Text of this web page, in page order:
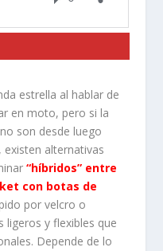
estrella al hablar de
en moto, pero si la
son desde luego
alternativas
“híbridos” entre
con botas de
por velcro o
ligeros y flexibles que
Depende de lo